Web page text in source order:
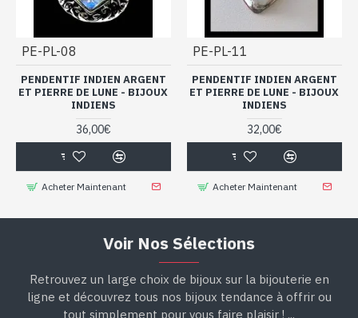
PE-PL-08
PENDENTIF INDIEN ARGENT
ET PIERRE DE LUNE - BIJOUX
INDIENS
36,00€
Acheter Maintenant
PE-PL-11
PENDENTIF INDIEN ARGENT
ET PIERRE DE LUNE - BIJOUX
INDIENS
32,00€
Acheter Maintenant
Voir Nos Sélections
Retrouvez un large choix de bijoux sur la bijouterie en
ligne et découvrez tous nos bijoux tendance à offrir ou
tout simplement pour vous faire plaisir ! ...